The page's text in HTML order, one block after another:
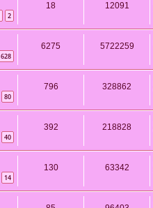
2
18 12091
628
6275 5722259
80
796 328862
40
392 218828
14
130 63342